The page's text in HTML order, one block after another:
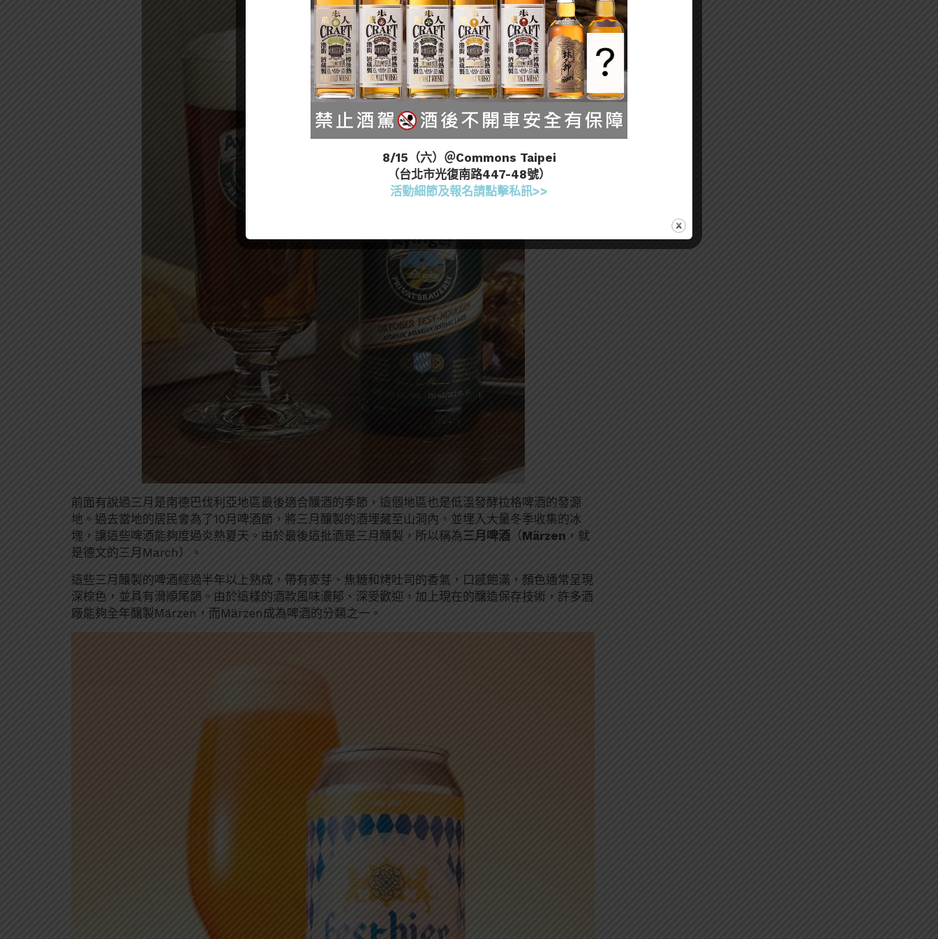
前面有說過三月是南德巴伐利亞地區最後適合釀酒的季節，這個地區也是低溫發酵拉格啤酒的發源
地。過去當地的居民會為了10月啤酒節，將三月釀製的酒埋藏至山洞內，並埋入大量冬季收集的冰
塊，讓這些啤酒能夠度過炎熱夏天。由於最後這批酒是三月釀製，所以稱為三月啤酒 （Märzen ，就
是德文的三月March）。
這些三月釀製的啤酒經過半年以上熟成，帶有麥芽、焦糖和烤吐司的香氣，口感飽滿，顏色通常呈現
深棕色，並具有滑順尾韻。由於這樣的酒款風味濃郁、深受歡迎，加上現在的釀造保存技術，許多酒
廠能夠全年釀製Märzen，而Märzen成為啤酒的分類之一。
8/15（六）＠Commons Taipei
（台北市光復南路447-48號）
活動細節及報名請點擊私訊>>